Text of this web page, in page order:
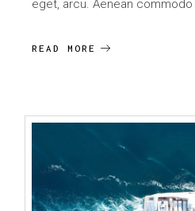
eget, arcu. Aenean commodo
READ MORE